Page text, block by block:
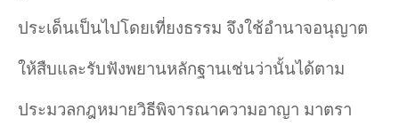
ประเด็นเป็นไปโดยเที่ยงธรรม จึงใช้อำนาจอนุญาต
ให้สืบและรับฟังพยานหลักฐานเช่นว่านั้นได้ตาม
ประมวลกฎหมายวิธีพิจารณาความอาญา มาตรา